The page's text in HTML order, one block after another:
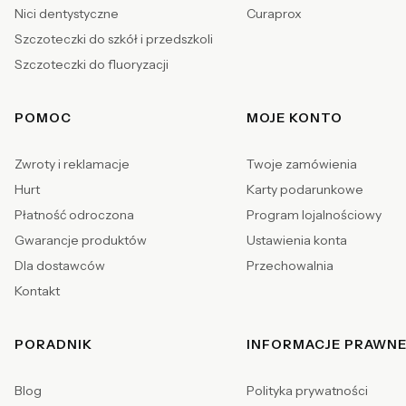
Nici dentystyczne
Szczoteczki do szkół i przedszkoli
Szczoteczki do fluoryzacji
Curaprox
POMOC
Zwroty i reklamacje
Hurt
Płatność odroczona
Gwarancje produktów
Dla dostawców
Kontakt
MOJE KONTO
Twoje zamówienia
Karty podarunkowe
Program lojalnościowy
Ustawienia konta
Przechowalnia
PORADNIK
Blog
INFORMACJE PRAWNE
Polityka prywatności